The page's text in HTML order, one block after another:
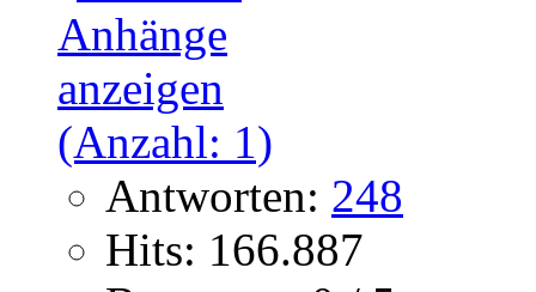
Antworten: 248
Hits: 166.887